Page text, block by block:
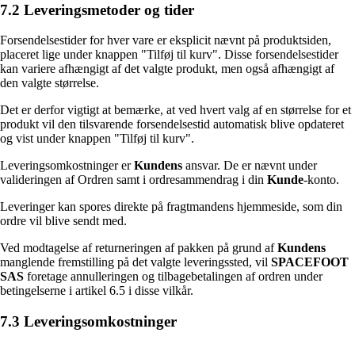
7.2 Leveringsmetoder og tider
Forsendelsestider for hver vare er eksplicit nævnt på produktsiden,
placeret lige under knappen "Tilføj til kurv". Disse forsendelsestider
kan variere afhængigt af det valgte produkt, men også afhængigt af
den valgte størrelse.
Det er derfor vigtigt at bemærke, at ved hvert valg af en størrelse for et
produkt vil den tilsvarende forsendelsestid automatisk blive opdateret
og vist under knappen "Tilføj til kurv".
Leveringsomkostninger erKundens ansvar. De er nævnt under
valideringen af Ordren samt i ordresammendrag i din Kunde-konto.
Leveringer kan spores direkte på fragtmandens hjemmeside, som din
ordre vil blive sendt med.
Ved modtagelse af returneringen af pakken på grund afKundens
manglende fremstilling på det valgte leveringssted, vil SPACEFOOT
SAS foretage annulleringen og tilbagebetalingen af ordren under
betingelserne i artikel 6.5 i disse vilkår.
7.3 Leveringsomkostninger